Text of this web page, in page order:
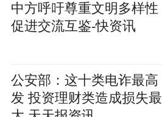
中方呼吁尊重文明多样性
促进交流互鉴-快资讯
公安部：这十类电诈最高
发 投资理财类造成损失最